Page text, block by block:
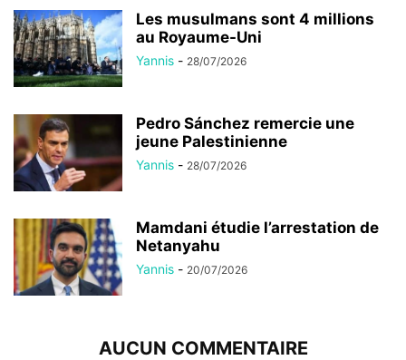
Les musulmans sont 4 millions
au Royaume-Uni
Yannis - 28/07/2026
Pedro Sánchez remercie une
jeune Palestinienne
Yannis - 28/07/2026
Mamdani étudie l’arrestation de
Netanyahu
Yannis - 20/07/2026
AUCUN COMMENTAIRE